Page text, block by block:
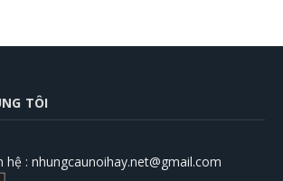
TÔI
hệ : nhungcaunoihay.net@gmail.com